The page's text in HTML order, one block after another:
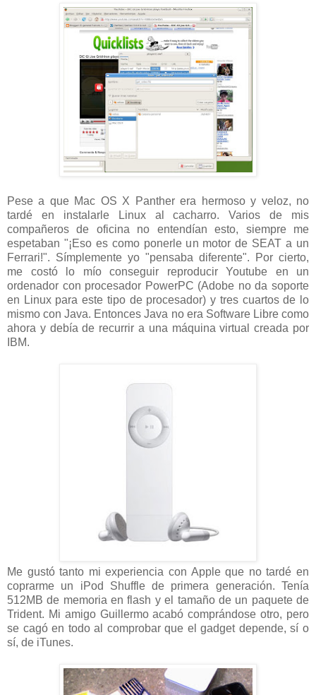
Pese a que Mac OS X Panther era hermoso y veloz, no
tardé en instalarle Linux al cacharro. Varios de mis
compañeros de oficina no entendían esto, siempre me
espetaban "¡Eso es como ponerle un motor de SEAT a un
Ferrari!". Símplemente yo "pensaba diferente". Por cierto,
me costó lo mío conseguir reproducir Youtube en un
ordenador con procesador PowerPC (Adobe no da soporte
en Linux para este tipo de procesador) y tres cuartos de lo
mismo con Java. Entonces Java no era Software Libre como
ahora y debía de recurrir a una máquina virtual creada por
IBM.
Me gustó tanto mi experiencia con Apple que no tardé en
coprarme un iPod Shuffle de primera generación. Tenía
512MB de memoria en flash y el tamaño de un paquete de
Trident. Mi amigo Guillermo acabó comprándose otro, pero
se cagó en todo al comprobar que el gadget depende, sí o
sí, de iTunes.